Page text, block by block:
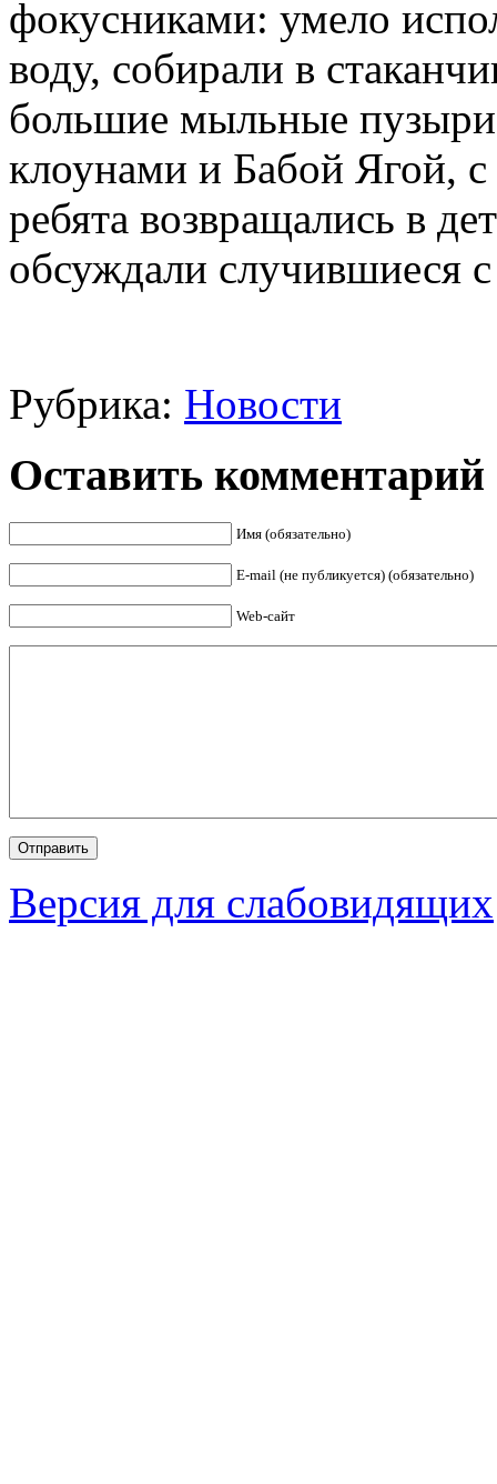
фокусниками: умело
воду, собирали в
большие мыльные
клоунами и Бабой Ягой,
ребята возвращались в
обсуждали случившиеся
Рубрика: Новости
Оставить комментарий
Имя (обязательно)
E-mail (не публикуется) (обязательно)
Web-сайт
Версия для слабовидящих